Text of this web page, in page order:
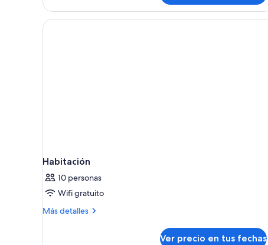
Premium
(Family)
Habitación
10 personas
Wifi gratuito
Más detalles
Más
Ver precio en tus fechas